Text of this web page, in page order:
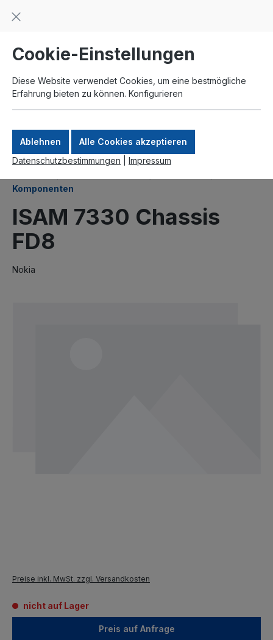
springen
Zahlung per Paypal
Komponenten
ISAM 7330 Chassis
FD8
Nokia
Preise inkl. MwSt. zzgl. Versandkosten
nicht auf Lager
Preis auf Anfrage
Cookie-Einstellungen
Diese Website verwendet Cookies, um eine bestmögliche
Erfahrung bieten zu können. Konfigurieren
Ablehnen
Alle Cookies akzeptieren
Datenschutzbestimmungen
Impressum